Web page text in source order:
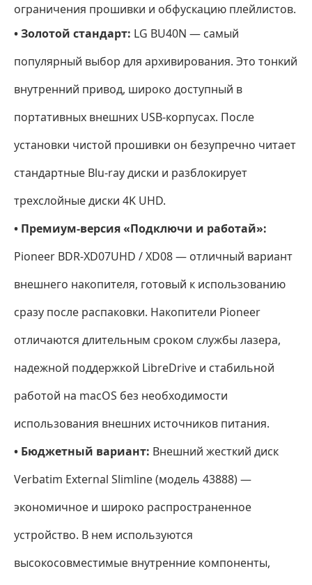
ограничения прошивки и обфускацию плейлистов.
• Золотой стандарт: LG BU40N — самый
популярный выбор для архивирования. Это тонкий
внутренний привод, широко доступный в
портативных внешних USB-корпусах. После
установки чистой прошивки он безупречно читает
стандартные Blu-ray диски и разблокирует
трехслойные диски 4K UHD.
• Премиум-версия «Подключи и работай»:
Pioneer BDR-XD07UHD / XD08 — отличный вариант
внешнего накопителя, готовый к использованию
сразу после распаковки. Накопители Pioneer
отличаются длительным сроком службы лазера,
надежной поддержкой LibreDrive и стабильной
работой на macOS без необходимости
использования внешних источников питания.
• Бюджетный вариант: Внешний жесткий диск
Verbatim External Slimline (модель 43888) —
экономичное и широко распространенное
устройство. В нем используются
высокосовместимые внутренние компоненты,